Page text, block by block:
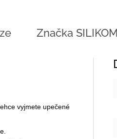
Značka
vyjmete upečené